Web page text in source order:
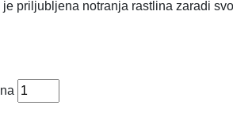
priljubljena notranja rastlina zaradi